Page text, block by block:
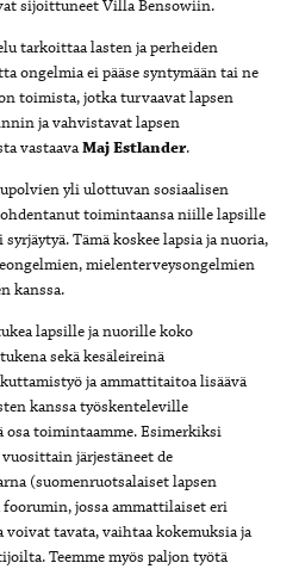
sijoittuneet Villa Bensowiin.
tarkoittaa lasten ja perheiden
ongelmia ei pääse syntymään tai ne
toimista, jotka turvaavat lapsen
ja vahvistavat lapsen
vastaavaMaj Estlander.
yli ulottuvan sosiaalisen
toimintaansa niille lapsille
Tämä koskee lapsia ja nuoria,
mielenterveysongelmien
kanssa.
lapsille ja nuorille koko
sekä kesäleireinä
ja ammattitaitoa lisäävä
kanssa työskenteleville
toimintaamme. Esimerkiksi
järjestäneet de
(suomenruotsalaiset lapsen
jossa ammattilaiset eri
tavata, vaihtaa kokemuksia ja
Teemme myös paljon työtä